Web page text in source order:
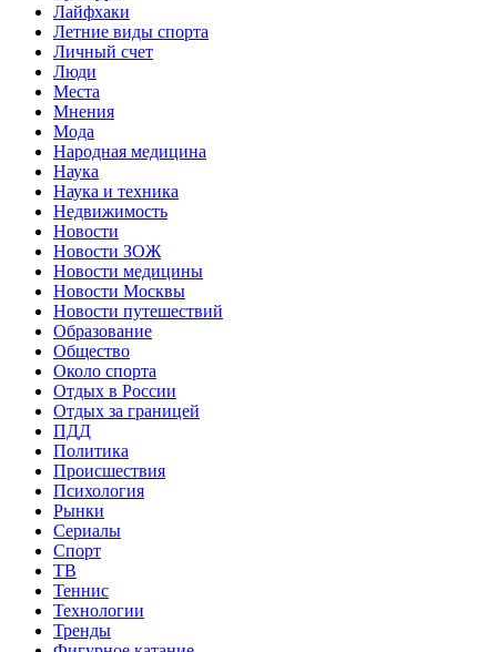
Лайфхаки
Летние виды спорта
Личный счет
Люди
Места
Мнения
Мода
Народная медицина
Наука
Наука и техника
Недвижимость
Новости
Новости ЗОЖ
Новости медицины
Новости Москвы
Новости путешествий
Образование
Общество
Около спорта
Отдых в России
Отдых за границей
ПДД
Политика
Происшествия
Психология
Рынки
Сериалы
Спорт
ТВ
Теннис
Технологии
Тренды